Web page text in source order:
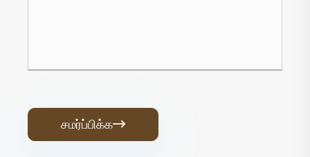
சமர்ப்பிக்க